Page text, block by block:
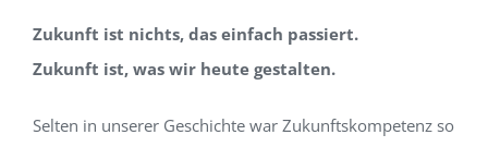
Zukunft ist nichts, das einfach passiert.
Zukunft ist, was wir heute gestalten.
Selten in unserer Geschichte war Zukunftskompetenz so